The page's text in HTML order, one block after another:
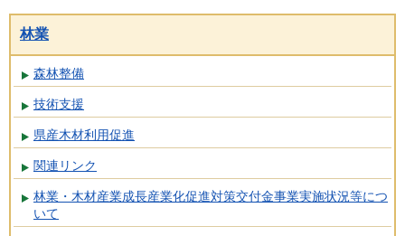
林業
森林整備
技術支援
県産木材利用促進
関連リンク
林業・木材産業成長産業化促進対策交付金事業実施状況等につ
いて